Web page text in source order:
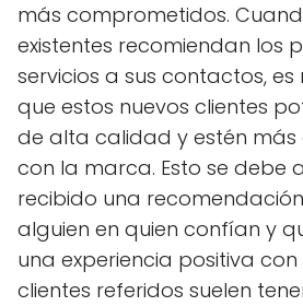
más comprometidos.
existentes recomiendan los
servicios a sus contactos,
que estos nuevos clientes
de alta calidad y estén
con la marca. Esto se debe
recibido una
alguien en quien confían y
una experiencia positiva con
clientes referidos suelen